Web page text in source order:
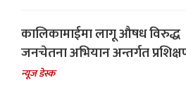
कालिकामाईमा लागू औषध विरुद्ध
जनचेतना अभियान अन्तर्गत
न्यूज डेस्क